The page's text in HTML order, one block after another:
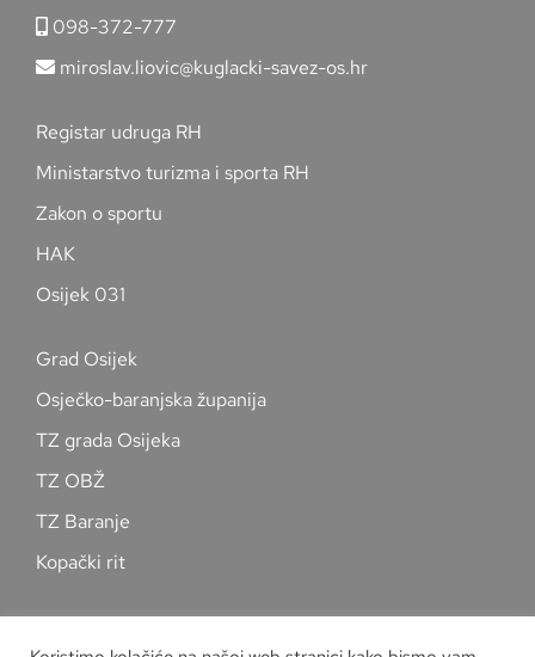
098-372-777
miroslav.liovic@kuglacki-savez-os.hr
Registar udruga RH
Ministarstvo turizma i sporta RH
Zakon o sportu
HAK
Osijek 031
Grad Osijek
Osječko-baranjska županija
TZ grada Osijeka
TZ OBŽ
TZ Baranje
Kopački rit